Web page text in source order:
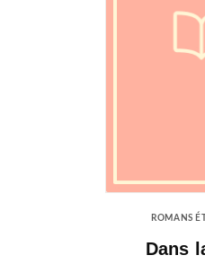
ROMANS
Dans